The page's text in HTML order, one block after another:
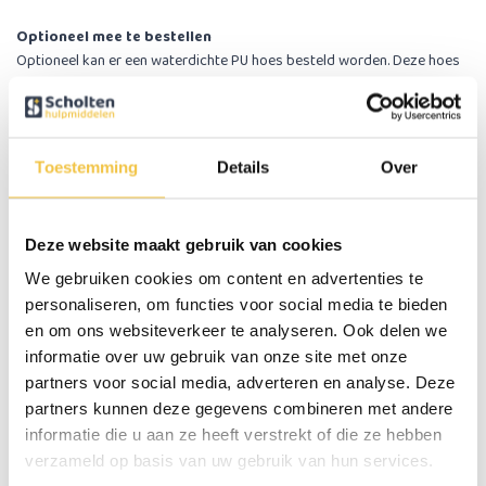
Toestemming Details Over
Deze website maakt gebruik van cookies
We gebruiken cookies om content en advertenties te
personaliseren, om functies voor social media te bieden
en om ons websiteverkeer te analyseren. Ook delen we
informatie over uw gebruik van onze site met onze
partners voor social media, adverteren en analyse. Deze
partners kunnen deze gegevens combineren met andere
informatie die u aan ze heeft verstrekt of die ze hebben
verzameld op basis van uw gebruik van hun services.
Optioneel mee te bestellen
Optioneel kan er een waterdichte PU hoes besteld worden. Deze hoes
PU hoes is ook ideaal toepasbaar bij personen met incontinentie
ontvang je twee hoezen, de standaard mesh hoes en de waterdichte
PU hoes.
deluxe
Geleverd inclusief mesh hoes en hand pomp
Extra veel luchtkamers voor een nog betere drukverdeling
en zitcomfort
2 handvatten aan de hoes
Hoes is voorzien van een anti-slip bodem
Hoes met ritssluiting
Hoes is voorzien van 2 bevestigingslusjes voor bevestiging aan
stoel of rolstoel
Geleverd met 2 reparatie plakkertjes